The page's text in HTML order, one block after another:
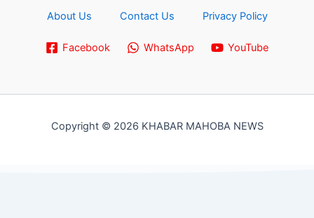
About Us Contact Us Privacy Policy
Facebook WhatsApp YouTube
Copyright © 2026 KHABAR MAHOBA NEWS